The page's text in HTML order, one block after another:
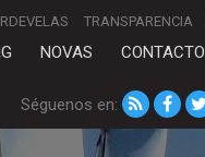
TRANSPARENCIA
NOVAS CONTACTO
Séguenos en: